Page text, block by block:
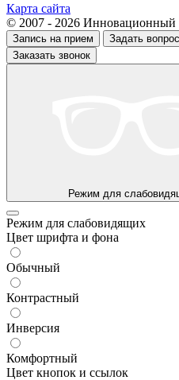
Карта сайта
© 2007 - 2026 Инновационный
Запись на прием Задать
Заказать звонок
Режим для
Режим для слабовидящих
Цвет шрифта и фона
Обычный
Контрастный
Инверсия
Комфортный
Цвет кнопок и ссылок